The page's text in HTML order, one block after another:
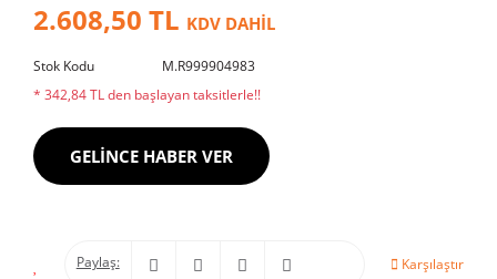
2.608,50 TL KDV DAHİL
Stok Kodu
M.R999904983
* 342,84 TL den başlayan taksitlerle!!
GELİNCE HABER VER
Paylaş: Karşılaştır